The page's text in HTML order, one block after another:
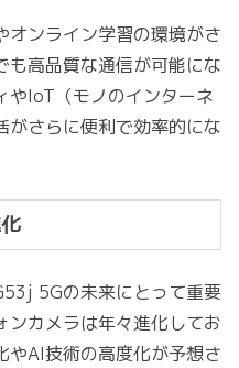
オンライン学習の環境がさ
も高品質な通信が可能にな
やIoT（モノのインターネ
がさらに便利で効率的にな
5Gの未来にとって重要
ンカメラは年々進化してお
やAI技術の高度化が予想さ